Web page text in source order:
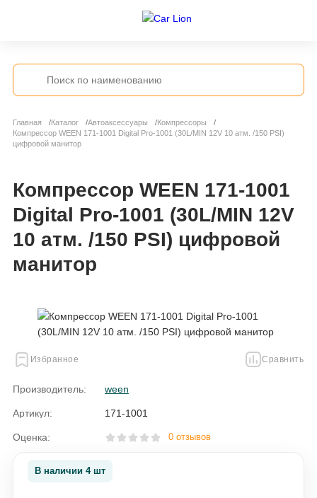
Главная Каталог Автоаксессуары
Компрессоры
Компрессор WEEN 171-1001 Digital Pro-1001 (30L/MIN 12V 10 атм. /150 PSI)
цифровой манитор
Компрессор WEEN 171-1001
Digital Pro-1001 (30L/MIN 12V
10 атм. /150 PSI) цифровой
манитор
Избранное Сравнить
Производитель: ween
Артикул: 171-1001
Оценка: 0 отзывов
В наличии 4 шт